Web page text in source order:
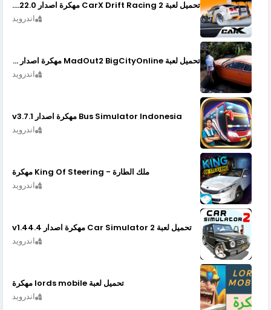
تحميل لعبة CarX Drift Racing 2 مهكرة اصدار v1.22.0
اندرويد
تحميل لعبة MadOut2 BigCityOnline مهكرة اصدار v10.48
اندرويد
Bus Simulator Indonesia مهكرة اصدار v3.7.1
اندرويد
ملك الطارة - King Of Steering مهكرة
اندرويد
تحميل لعبة Car Simulator 2 مهكرة اصدار v1.44.4
اندرويد
تحميل لعبة lords mobile مهكرة
اندرويد